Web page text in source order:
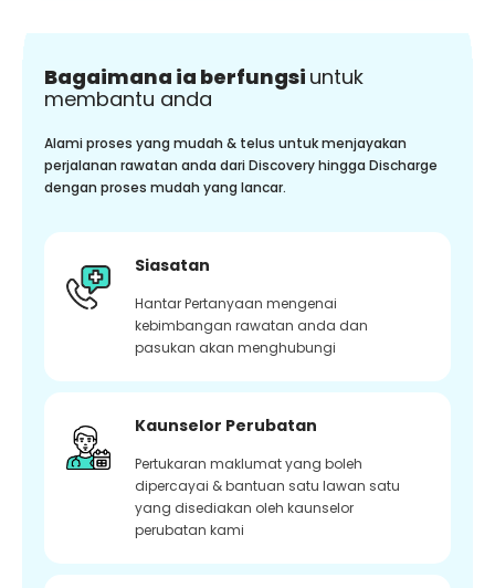
Bagaimana ia berfungsi untuk
membantu anda
Alami proses yang mudah & telus untuk menjayakan
perjalanan rawatan anda dari Discovery hingga Discharge
dengan proses mudah yang lancar.
Siasatan
Hantar Pertanyaan mengenai
kebimbangan rawatan anda dan
pasukan akan menghubungi
Kaunselor Perubatan
Pertukaran maklumat yang boleh
dipercayai & bantuan satu lawan satu
yang disediakan oleh kaunselor
perubatan kami